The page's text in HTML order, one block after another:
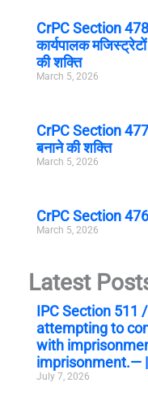
CrPC Section
कार्यपालक
की शक्ति
March 5, 2026
CrPC Section 477
बनाने की शक्ति
March 5, 2026
CrPC Section
March 5, 2026
Latest
IPC Section 511
attempting to
with
imprisonment.—
July 7, 2026